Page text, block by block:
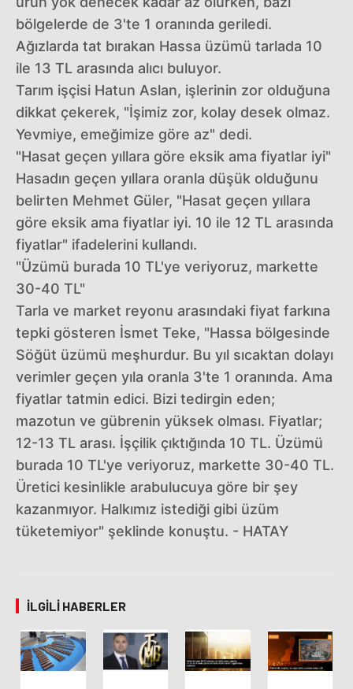
bölgelerde de 3'te 1 oranında geriledi.
Ağızlarda tat bırakan Hassa üzümü tarlada 10
ile 13 TL arasında alıcı buluyor.
Tarım işçisi Hatun Aslan, işlerinin zor olduğuna
dikkat çekerek, "İşimiz zor, kolay desek olmaz.
Yevmiye, emeğimize göre az" dedi.
"Hasat geçen yıllara göre eksik ama fiyatlar iyi"
Hasadın geçen yıllara oranla düşük olduğunu
belirten Mehmet Güler, "Hasat geçen yıllara
göre eksik ama fiyatlar iyi. 10 ile 12 TL arasında
fiyatlar" ifadelerini kullandı.
"Üzümü burada 10 TL'ye veriyoruz, markette
30-40 TL"
Tarla ve market reyonu arasındaki fiyat farkına
tepki gösteren İsmet Teke, "Hassa bölgesinde
Söğüt üzümü meşhurdur. Bu yıl sıcaktan dolayı
verimler geçen yıla oranla 3'te 1 oranında. Ama
fiyatlar tatmin edici. Bizi tedirgin eden;
mazotun ve gübrenin yüksek olması. Fiyatlar;
12-13 TL arası. İşçilik çıktığında 10 TL. Üzümü
burada 10 TL'ye veriyoruz, markette 30-40 TL.
Üretici kesinlikle arabulucuya göre bir şey
kazanmıyor. Halkımız istediği gibi üzüm
tüketemiyor" şeklinde konuştu. - HATAY
İLGILI HABERLER